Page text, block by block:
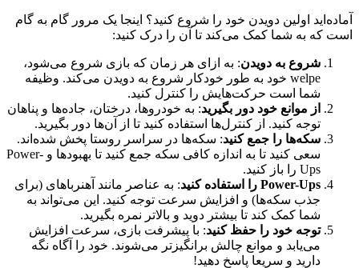
آماده‌اید اولین دویدن خود را شروع کنید؟ اینجا یک مرور گام به گام
است که به شما کمک می‌کند تا آن را درک کنید:
شروع به دویدن: به ازای هر زمان که بازی شروع می‌شود،
welpe خود به طور خودکار شروع به دویدن می‌کند. وظیفه
شما است حرکت‌هایش را کنترل کنید.
از موانع خود دور بگیرید: به خودروها، درختان، جاده‌ها و پناهان
توجه کنید. از کنترل‌ها استفاده کنید تا از آن‌ها دور بگیرید.
سکه‌ها را جمع کنید: سکه‌ها در سراسر روستا پخش شده‌اند.
سعی کنید تا به اندازه کافی سکه جمع کنید تا بهبودها و Power-
Ups را باز کنید.
Power-Ups را استفاده کنید
: به عناصر مانند آهنرباهای (برای
جذب سکه‌ها) و افزایش سرعت توجه کنید. این می‌تواند به
شما کمک کند تا بیشتر دوید و بالاتر نمره بگیرید.
توجه خود را حفظ کنید: با پیشرفت بازی، سرعت افزایش
می‌یابد و موانع چالش برانگیزتر می‌شوند. خود را آگاه نگه
دارید و سریعا پاسخ دهید!